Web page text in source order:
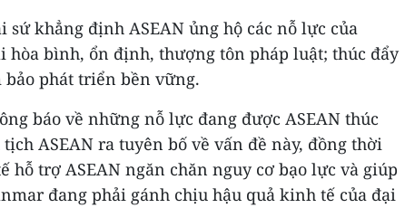
sứ khẳng định ASEAN ủng hộ các nỗ lực của
hòa bình, ổn định, thượng tôn pháp luật; thúc đẩy
bảo phát triển bền vững.
báo về những nỗ lực đang được ASEAN thúc
ASEAN ra tuyên bố về vấn đề này, đồng thời
hỗ trợ ASEAN ngăn chăn nguy cơ bạo lực và giúp
đang phải gánh chịu hậu quả kinh tế của đại